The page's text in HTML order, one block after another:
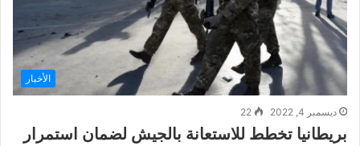
الأخبار
ديسمبر 4, 2022 22
بريطانيا تخطط للاستعانة بالجيش لضمان استمرار